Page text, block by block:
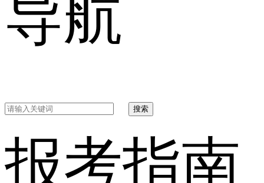
导航
搜索
报考指南